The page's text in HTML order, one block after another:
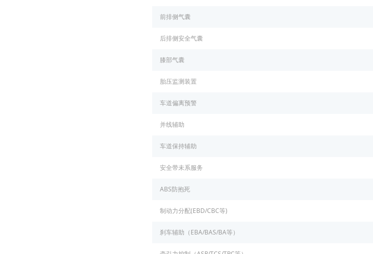
前排侧气囊
后排侧安全气囊
膝部气囊
胎压监测装置
车道偏离预警
并线辅助
车道保持辅助
安全带未系服务
ABS防抱死
制动力分配(EBD/CBC等)
刹车辅助（EBA/BAS/BA等）